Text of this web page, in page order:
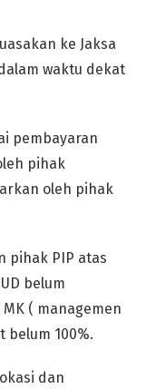
ke Jaksa
waktu dekat
pembayaran
pihak
oleh pihak
pihak PIP atas
belum
( managemen
100%.
dan